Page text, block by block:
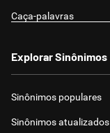
Caça-palavras
Explorar Sinônimos
Sinônimos populares
Sinônimos atualizados